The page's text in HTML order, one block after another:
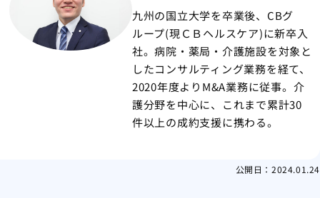
九州の国立大学を卒業後、CBグ
ループ(現ＣＢヘルスケア)に新卒入
社。病院・薬局・介護施設を対象と
したコンサルティング業務を経て、
2020年度よりM&A業務に従事。介
護分野を中心に、これまで累計30
件以上の成約支援に携わる。
公開日： 2024.01.24